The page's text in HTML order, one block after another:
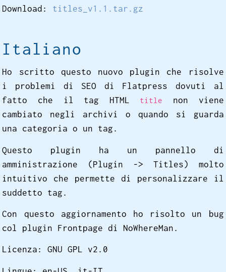
Download: titles_v1.1.tar.gz
Italiano
Ho scritto questo nuovo plugin che risolve
i problemi di SEO di Flatpress dovuti al
fatto che il tag HTML title
non viene
cambiato negli archivi o quando si guarda
una categoria o un tag.
Questo plugin ha un pannello di
amministrazione (Plugin -> Titles) molto
intuitivo che permette di personalizzare il
suddetto tag.
Con questo aggiornamento ho risolto un bug
col plugin Frontpage di NoWhereMan.
Licenza: GNU GPL v2.0